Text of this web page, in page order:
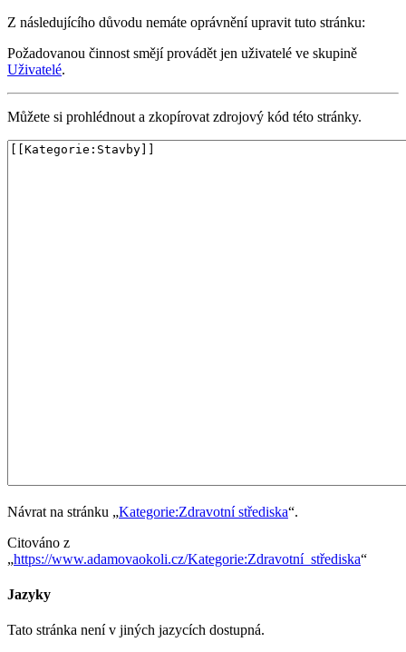
Z následujícího důvodu nemáte oprávnění upravit tuto stránku:
Požadovanou činnost smějí provádět jen uživatelé ve skupině
Uživatelé.
Můžete si prohlédnout a zkopírovat zdrojový kód této stránky.
Návrat na stránku „Kategorie:Zdravotní střediska“.
Citováno z
„https://www.adamovaokoli.cz/Kategorie:Zdravotní_střediska“
Jazyky
Tato stránka není v jiných jazycích dostupná.